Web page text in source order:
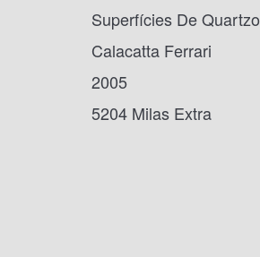
Superfícies De Quartzo
Calacatta Ferrari
2005
5204 Milas Extra